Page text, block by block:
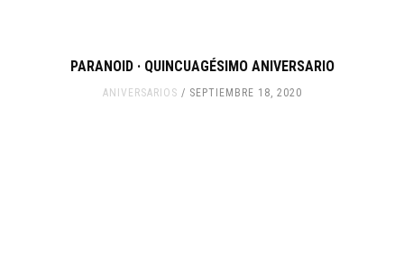
PARANOID · QUINCUAGÉSIMO ANIVERSARIO
ANIVERSARIOS SEPTIEMBRE 18, 2020